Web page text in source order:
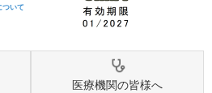
ついて
医療機関の皆様へ